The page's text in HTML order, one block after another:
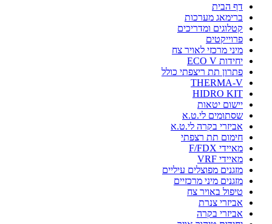
דף הבית
ברימאג מערכות
קטלוגים ומדריכים
פרוייקטים
מיני מרכזי לאויר צח
יחידות ECO V
פתרון תת ריצפתי כולל
THERMA-V
HIDRO KIT
יישום יטאות
שסתומים לי.ט.א
אביזרי בקרה לי.ט.א
חימום תת רצפתי
מאיידי F/FDX
מאיידי VRF
מזגנים מפוצלים עיליים
מזגנים מיני מרכזיים
טיפול באויר צח
אביזרי צנרת
אביזרי בקרה